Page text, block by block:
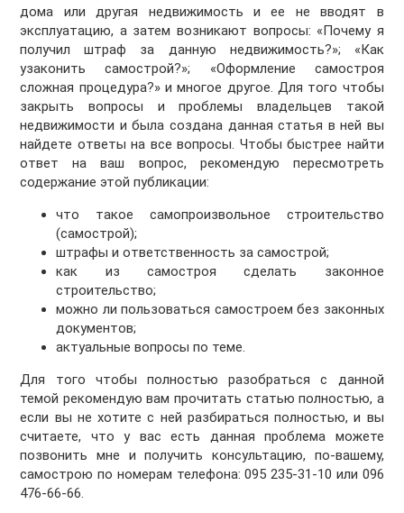
дома или другая недвижимость и ее не вводят в
эксплуатацию, а затем возникают вопросы: «Почему я
получил штраф за данную недвижимость?»; «Как
узаконить самострой?»; «Оформление самостроя
сложная процедура?» и многое другое. Для того чтобы
закрыть вопросы и проблемы владельцев такой
недвижимости и была создана данная статья в ней вы
найдете ответы на все вопросы. Чтобы быстрее найти
ответ на ваш вопрос, рекомендую пересмотреть
содержание этой публикации:
что такое самопроизвольное строительство
(самострой);
штрафы и ответственность за самострой;
как из самостроя сделать законное
строительство;
можно ли пользоваться самостроем без законных
документов;
актуальные вопросы по теме.
Для того чтобы полностью разобраться с данной
темой рекомендую вам прочитать статью полностью, а
если вы не хотите с ней разбираться полностью, и вы
считаете, что у вас есть данная проблема можете
позвонить мне и получить консультацию, по-вашему,
самострою по номерам телефона: 095 235-31-10 или 096
476-66-66.